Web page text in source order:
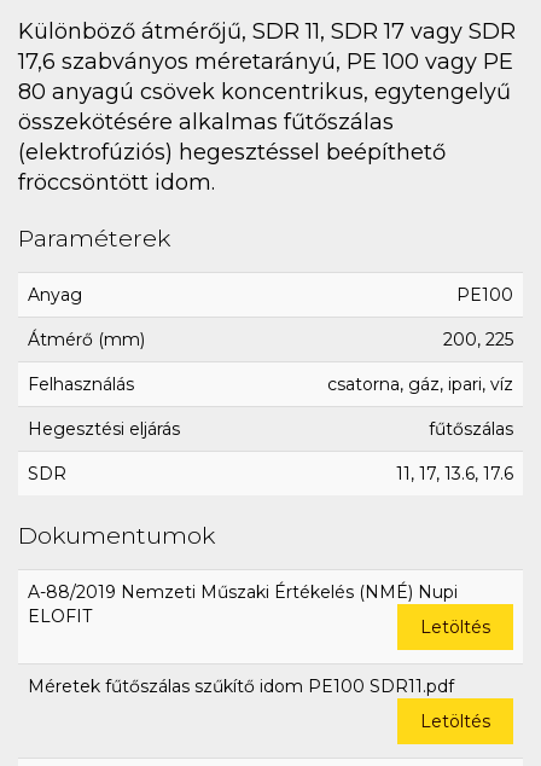
Különböző átmérőjű, SDR 11, SDR 17 vagy SDR
17,6 szabványos méretarányú, PE 100 vagy PE
80 anyagú csövek koncentrikus, egytengelyű
összekötésére alkalmas fűtőszálas
(elektrofúziós) hegesztéssel beépíthető
fröccsöntött idom.
Paraméterek
Anyag PE100
Átmérő (mm) 200, 225
Felhasználás csatorna, gáz, ipari, víz
Hegesztési eljárás fűtőszálas
SDR 11, 17, 13.6, 17.6
Dokumentumok
A-88/2019 Nemzeti Műszaki Értékelés (NMÉ) Nupi
ELOFIT
Letöltés
Méretek fűtőszálas szűkítő idom PE100 SDR11.pdf
Letöltés